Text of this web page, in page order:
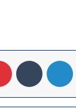
لينكدإن